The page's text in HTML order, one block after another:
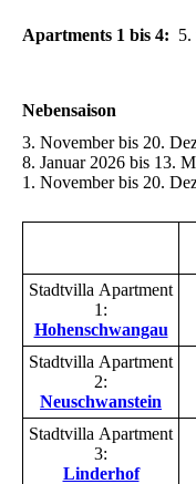
Apartments 1 bis 4: 5.
Nebensaison
3. November bis 20.
8. Januar 2026 bis 13.
1. November bis 20.
Stadtvilla Apartment
1:
Hohenschwangau
Stadtvilla Apartment
2:
Neuschwanstein
Stadtvilla Apartment
3:
Linderhof